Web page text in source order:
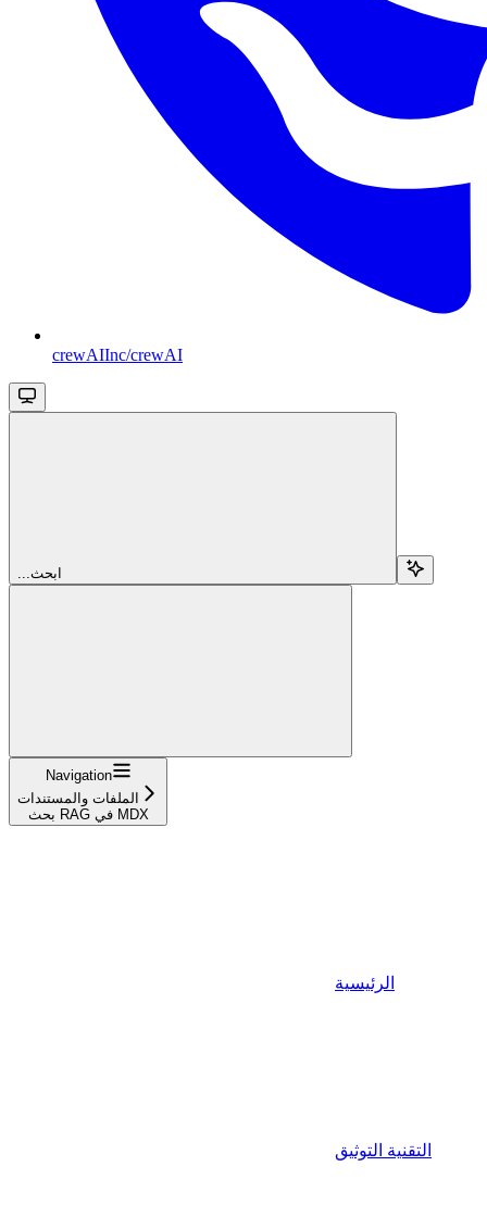
crewAIInc/crewAI
...ابحث
Navigation
الملفات والمستندات
بحث RAG في MDX
الرئيسية
التقنية التوثيق